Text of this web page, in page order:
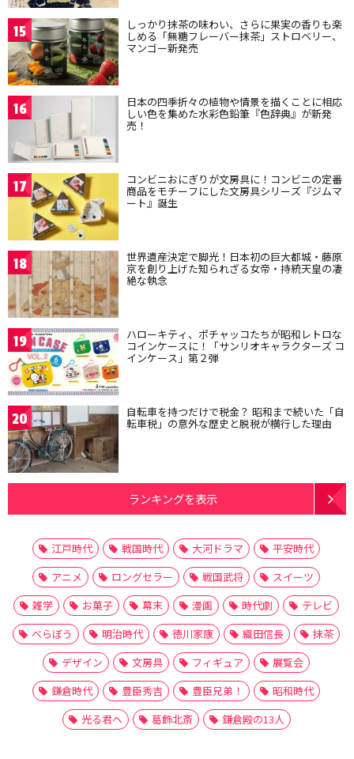
15 しっかり抹茶の味わい、さらに果実の香りも楽
しめる「無糖フレーバー抹茶」ストロベリー、
マンゴー新発売
16 日本の四季折々の植物や情景を描くことに相応
しい色を集めた水彩色鉛筆『色辞典』が新発
売！
17 コンビニおにぎりが文房具に！コンビニの定番
商品をモチーフにした文房具シリーズ『ジムマ
ート』誕生
18 世界遺産決定で脚光！日本初の巨大都城・藤原
京を創り上げた知られざる女帝・持統天皇の凄
絶な執念
19 ハローキティ、ポチャッコたちが昭和レトロな
コインケースに！「サンリオキャラクターズ コ
インケース」第２弾
20 自転車を持つだけで税金？ 昭和まで続いた「自
転車税」の意外な歴史と脱税が横行した理由
ランキングを表示
江戸時代 戦国時代 大河ドラマ
平安時代
アニメ
ロングセラー 戦国武将
スイーツ
雑学
お菓子 幕末 漫画 時代劇
テレビ
べらぼう
明治時代 徳川家康 織田信長
抹茶
デザイン
文房具 フィギュア
展覧会
鎌倉時代
豊臣秀吉 豊臣兄弟！
昭和時代
光る君へ
葛飾北斎 鎌倉殿の13人